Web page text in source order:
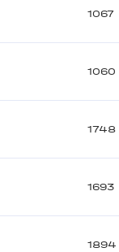
1067
1060
1748
1693
1894